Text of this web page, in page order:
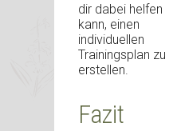
dir dabei helfen
kann, einen
individuellen
Trainingsplan zu
erstellen.
Fazit